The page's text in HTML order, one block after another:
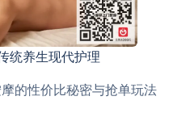
统养生现代护理
的性价比秘密与抢单玩法